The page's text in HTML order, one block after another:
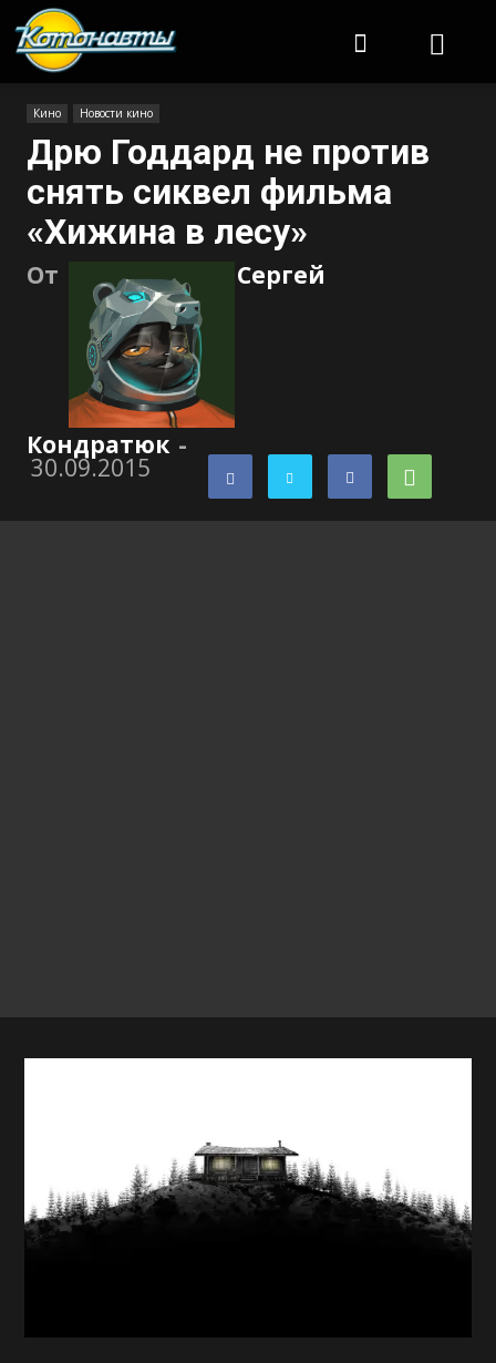
Кино Новости кино
Дрю Годдард не против
снять сиквел фильма
«Хижина в лесу»
От Сергей
Кондратюк -
30.09.2015